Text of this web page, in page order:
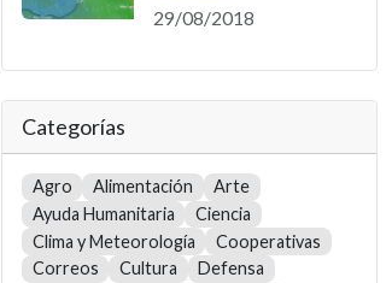
29/08/2018
Categorías
Agro Alimentación
Arte
Ayuda Humanitaria
Ciencia
Clima y Meteorología
Cooperativas
Correos
Cultura
Defensa